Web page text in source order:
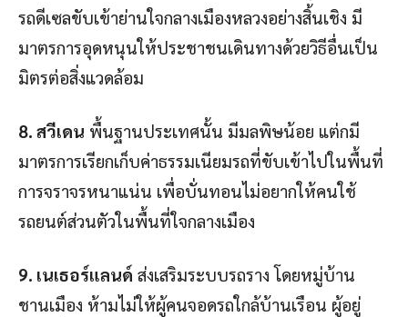
รถดีเซลขับเข้าย่านใจกลางเมืองหลวงอย่างสิ้นเชิง มี
มาตรการอุดหนุนให้ประชาชนเดินทางด้วยวิธีอื่นเป็น
มิตรต่อสิ่งแวดล้อม
8. สวีเดน พื้นฐานประเทศนั้น มีมลพิษน้อย แต่กมี
มาตรการเรียกเก็บค่าธรรมเนียมรถที่ขับเข้าไปในพื้นที่
การจราจรหนาแน่น เพื่อบั่นทอนไม่อยากให้คนใช้
รถยนต์ส่วนตัวในพื้นที่ใจกลางเมือง
9. เนเธอร์แลนด์ ส่งเสริมระบบรถราง โดยหมู่บ้าน
ชานเมือง ห้ามไม่ให้ผู้คนจอดรถใกล้บ้านเรือน ผู้อยู่